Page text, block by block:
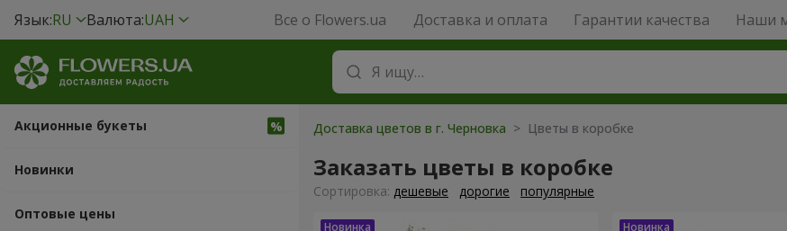
Язык:RU Валюта:UAH Все о Flowers.ua Доставка и оплата Гарантии качества Наши
Акционные букеты
Новинки
Оптовые цены
Доставка цветов в г. Черновка > Цветы в коробке
Заказать цветы в коробке
Cортировка: дешевые дорогие популярные